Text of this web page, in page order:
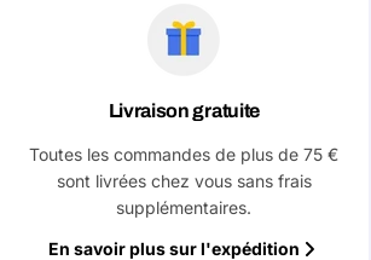
Livraison gratuite
Toutes les commandes de plus de 75 €
sont livrées chez vous sans frais
supplémentaires.
En savoir plus sur l'expédition